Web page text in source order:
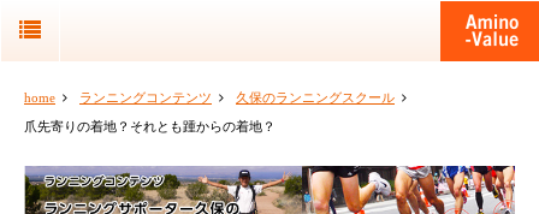
home ランニングコンテンツ
久保のランニングスクール
爪先寄りの着地？それとも踵からの着地？